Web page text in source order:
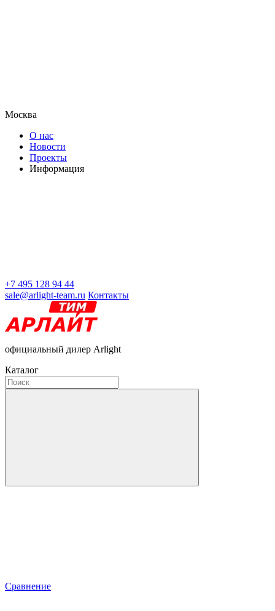
Москва
О нас
Новости
Проекты
Информация
+7 495 128 94 44
sale@arlight-team.ru Контакты
официальный дилер Arlight
Каталог
Сравнение